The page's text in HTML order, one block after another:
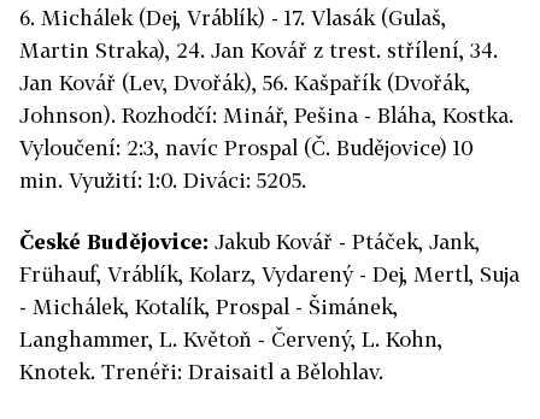
6. Michálek (Dej, Vráblík) - 17. Vlasák (Gulaš,
Martin Straka), 24. Jan Kovář z trest. střílení, 34.
Jan Kovář (Lev, Dvořák), 56. Kašpařík (Dvořák,
Johnson). Rozhodčí: Minář, Pešina - Bláha, Kostka.
Vyloučení: 2:3, navíc Prospal (Č. Budějovice) 10
min. Využití: 1:0. Diváci: 5205.
České Budějovice: Jakub Kovář - Ptáček, Jank,
Frühauf, Vráblík, Kolarz, Vydarený - Dej, Mertl, Suja
- Michálek, Kotalík, Prospal - Šimánek,
Langhammer, L. Květoň - Červený, L. Kohn,
Knotek. Trenéři: Draisaitl a Bělohlav.